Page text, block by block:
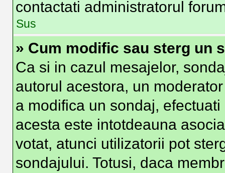
contactati administratorul
Sus
» Cum modific sau sterg un
Ca si in cazul mesajelor,
autorul acestora, un
a modifica un sondaj,
acesta este intotdeauna
votat, atunci utilizatorii pot
sondajului. Totusi, daca